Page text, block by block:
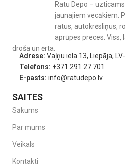
Ratu Depo –
jaunajiem vecākiem.
ratus, autokrēsliņus,
aprūpes preces. Viss,
droša un ērta.
Adrese: Vaļņu iela 13, Liepāja,
Telefons: +371 291 27 701
E-pasts: info@ratudepo.lv
SAITES
Sākums
Par mums
Veikals
Kontakti